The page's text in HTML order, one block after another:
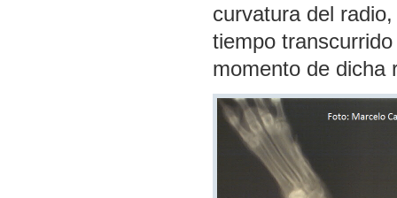
curvatura del
tiempo
momento de dicha